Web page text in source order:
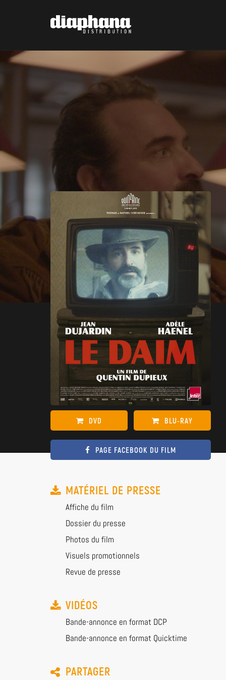
DVD BLU-RAY
PAGE FACEBOOK DU FILM
MATÉRIEL DE PRESSE
Affiche du film
Dossier du presse
Photos du film
Visuels promotionnels
Revue de presse
VIDÉOS
Bande-annonce en format DCP
Bande-annonce en format Quicktime
PARTAGER